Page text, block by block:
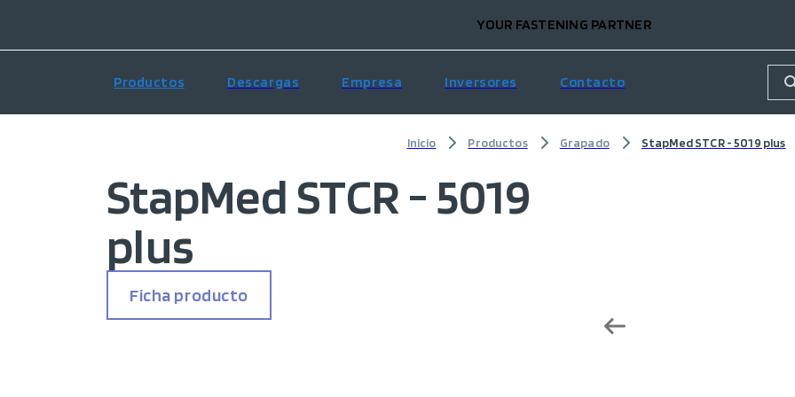
YOUR FASTENING PARTNER
Productos Descargas Empresa Inversores Contacto
Inicio Productos Grapado StapMed STCR - 5019 plus
StapMed STCR - 5019
plus
Ficha producto